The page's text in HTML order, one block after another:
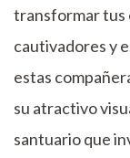
transformar tus
cautivadores y
estas
su atractivo
santuario que